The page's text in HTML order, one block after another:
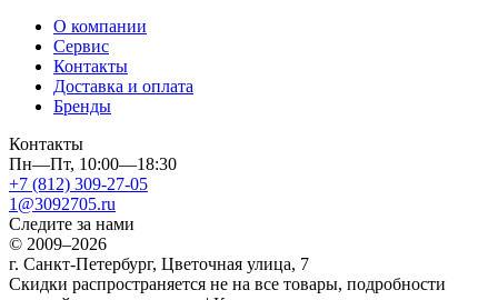
О компании
Сервис
Контакты
Доставка и оплата
Бренды
Контакты
Пн—Пт, 10:00—18:30
+7 (812) 309-27-05
1@3092705.ru
Следите за нами
© 2009–2026
г. Санкт-Петербург, Цветочная улица, 7
Скидки распространяется не на все товары, подробности